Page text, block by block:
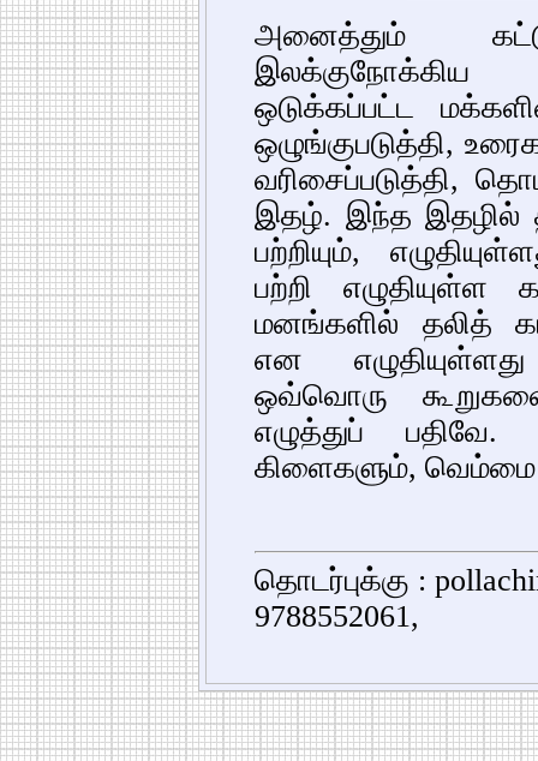
அனைத்தும்
ஒடுக்கப்பட்ட
ஒழுங்குபடுத்தி,
வரிசைப்படுத்தி,
இதழ். இந்த இதழில்
பற்றியும்,
பற்றி எழுதியுள்ள
மனங்களில் தலித்
என
ஒவ்வொரு
எழுத்துப்
கிளைகளும், வெம்மை
தொடர்புக்கு :
9788552061,